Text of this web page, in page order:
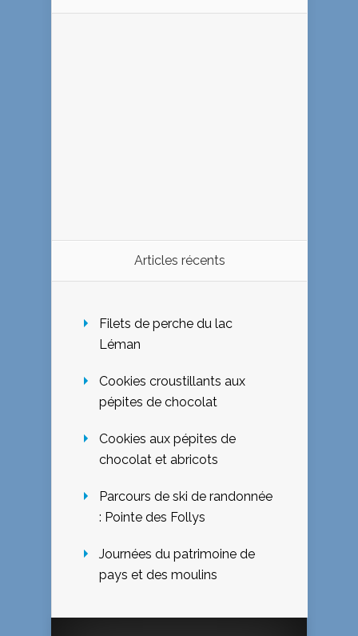
Articles récents
Filets de perche du lac
Léman
Cookies croustillants aux
pépites de chocolat
Cookies aux pépites de
chocolat et abricots
Parcours de ski de randonnée
: Pointe des Follys
Journées du patrimoine de
pays et des moulins